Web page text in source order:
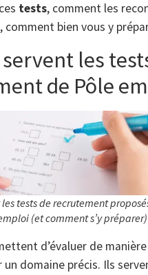
tests, comment les
bien vous y
les
de Pôle
les tests de recrutement
(et comment s’y préparer)
d’évaluer de
un domaine précis. Ils